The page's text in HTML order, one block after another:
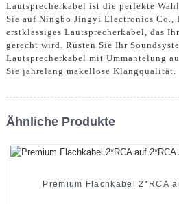
Lautsprecherkabel ist die perfekte
Sie auf Ningbo Jingyi Electronics
erstklassiges Lautsprecherkabel, das
gerecht wird. Rüsten Sie Ihr
Lautsprecherkabel mit Ummantelung
Sie jahrelang makellose Klangqualität.
Ähnliche Produkte
Premium Flachkabel 2*RCA